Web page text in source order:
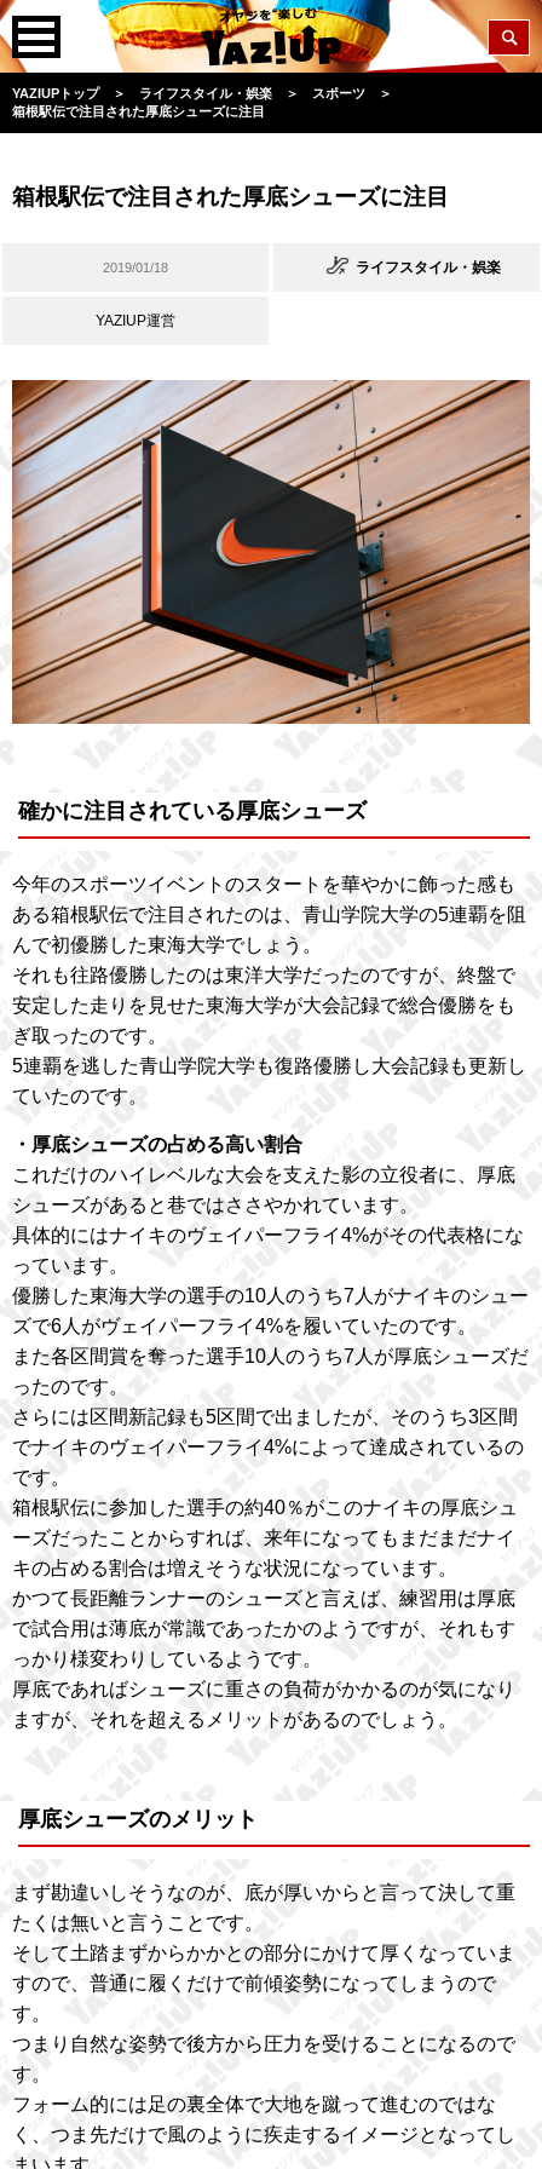
YAZIUPトップ ＞ ライフスタイル・娯楽 ＞ スポーツ
＞
箱根駅伝で注目された厚底シューズに注目
箱根駅伝で注目された厚底シューズに注目
2019/01/18 ライフスタイル・娯楽
YAZIUP運営
確かに注目されている厚底シューズ
今年のスポーツイベントのスタートを華やかに飾った感も
ある箱根駅伝で注目されたのは、青山学院大学の5連覇を阻
んで初優勝した東海大学でしょう。
それも往路優勝したのは東洋大学だったのですが、終盤で
安定した走りを見せた東海大学が大会記録で総合優勝をも
ぎ取ったのです。
5連覇を逃した青山学院大学も復路優勝し大会記録も更新し
ていたのです。
・厚底シューズの占める高い割合
これだけのハイレベルな大会を支えた影の立役者に、厚底
シューズがあると巷ではささやかれています。
具体的にはナイキのヴェイパーフライ4%がその代表格にな
っています。
優勝した東海大学の選手の10人のうち7人がナイキのシュー
ズで6人がヴェイパーフライ4%を履いていたのです。
また各区間賞を奪った選手10人のうち7人が厚底シューズだ
ったのです。
さらには区間新記録も5区間で出ましたが、そのうち3区間
でナイキのヴェイパーフライ4%によって達成されているの
です。
箱根駅伝に参加した選手の約40％がこのナイキの厚底シュ
ーズだったことからすれば、来年になってもまだまだナイ
キの占める割合は増えそうな状況になっています。
かつて長距離ランナーのシューズと言えば、練習用は厚底
で試合用は薄底が常識であったかのようですが、それもす
っかり様変わりしているようです。
厚底であればシューズに重さの負荷がかかるのが気になり
ますが、それを超えるメリットがあるのでしょう。
厚底シューズのメリット
まず勘違いしそうなのが、底が厚いからと言って決して重
たくは無いと言うことです。
そして土踏まずからかかとの部分にかけて厚くなっていま
すので、普通に履くだけで前傾姿勢になってしまうので
す。
つまり自然な姿勢で後方から圧力を受けることになるので
す。
フォーム的には足の裏全体で大地を蹴って進むのではな
く、つま先だけで風のように疾走するイメージとなってし